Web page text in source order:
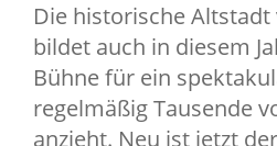
Die historische
bildet auch in diesem
Bühne für ein
regelmäßig Tausende
anzieht. Neu ist jetzt